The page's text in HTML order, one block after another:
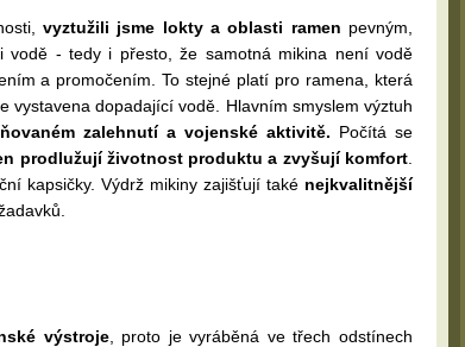
vyztužili jsme lokty a oblasti ramen pevným,
vodě - tedy i přesto, že samotná mikina není vodě
a promočením. To stejné platí pro ramena, která
vystavena dopadající vodě. Hlavním smyslem výztuh
zalehnutí a vojenské aktivitě. Počítá se
prodlužují životnost produktu a zvyšují komfort
kapsičky. Výdrž mikiny zajišťují také nejkvalitnější
výstroje, proto je vyráběná ve třech odstínech